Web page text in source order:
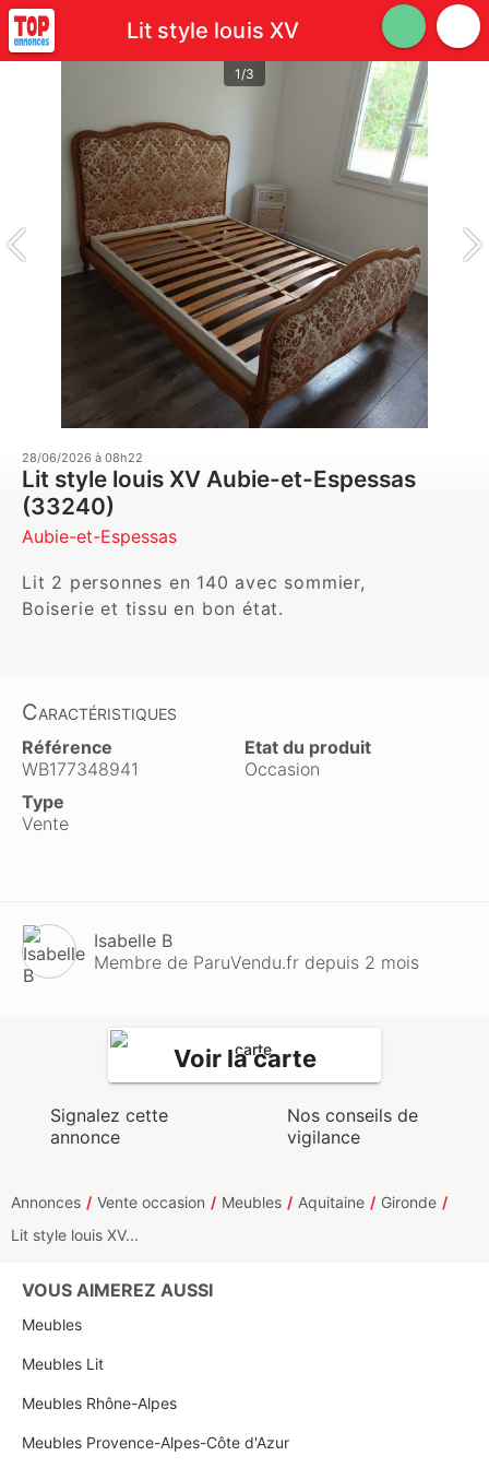
Lit style louis XV
1/3
28/06/2026 à 08h22
Lit style louis XV Aubie-et-Espessas
(33240)
Aubie-et-Espessas
Lit 2 personnes en 140 avec sommier,
Boiserie et tissu en bon état.
Caractéristiques
Référence
WB177348941
Etat du produit
Occasion
Type
Vente
Isabelle B
Membre de ParuVendu.fr depuis 2 mois
Voir la carte
Signalez cette
annonce
Nos conseils de
vigilance
Annonces Vente occasion Meubles Aquitaine
Gironde
Lit style louis XV...
VOUS AIMEREZ AUSSI
Meubles
Meubles Lit
Meubles Rhône-Alpes
Meubles Provence-Alpes-Côte d'Azur